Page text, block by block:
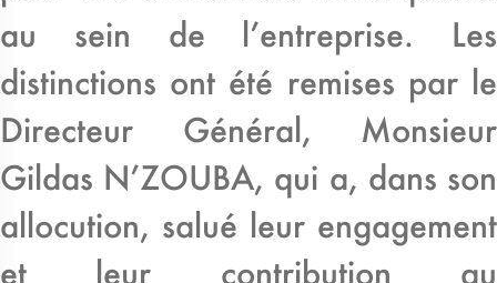
au sein de l’entreprise. Les
distinctions ont été remises par le
Directeur Général, Monsieur
Gildas N’ZOUBA, qui a, dans son
allocution, salué leur engagement
et leur contribution au